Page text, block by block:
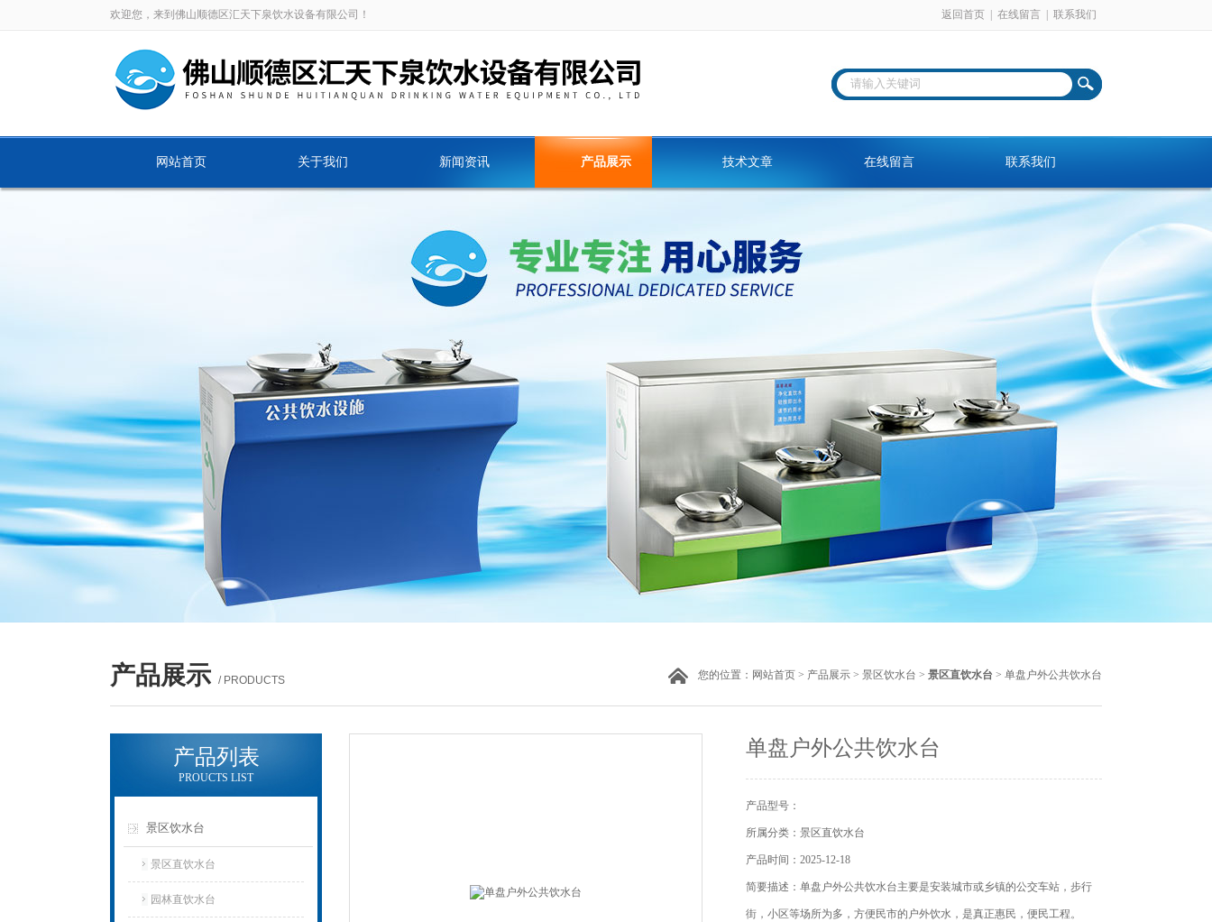
欢迎您，来到佛山顺德区汇天下泉饮水设备有限公司！ 返回首页 在线留言 联系我们
网站首页 关于我们 新闻资讯 产品展示 技术文章 在线留言 联系我们
产品展示 / PRODUCTS 您的位置： 网站首页 > 产品展示 > 景区饮水台 > 景区直饮水台 > 单盘户外公共饮水台
产品列表
PROUCTS LIST
景区饮水台
景区直饮水台
园林直饮水台
单盘户外公共饮水台
产品型号：
所属分类：景区直饮水台
产品时间：2025-12-18
简要描述：单盘户外公共饮水台主要是安装城市或乡镇的公交车站，步行
街，小区等场所为多，方便民市的户外饮水，是真正惠民，便民工程。